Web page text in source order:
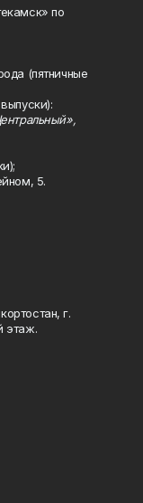
по
(пятничные
5.
г.
этаж.